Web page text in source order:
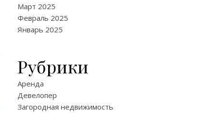
Март 2025
Февраль 2025
Январь 2025
Рубрики
Аренда
Девелопер
Загородная недвижимость